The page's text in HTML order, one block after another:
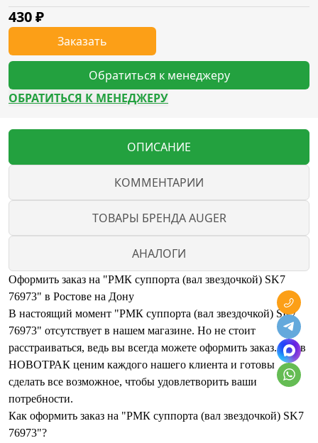
430₽
Заказать
Обратиться к менеджеру
ОБРАТИТЬСЯ К МЕНЕДЖЕРУ
ОПИСАНИЕ
КОММЕНТАРИИ
ТОВАРЫ БРЕНДА AUGER
АНАЛОГИ
Оформить заказ на "РМК суппорта (вал звездочкой) SK7
76973" в Ростове на Дону
В настоящий момент "РМК суппорта (вал звездочкой) SK7
76973" отсутствует в нашем магазине. Но не стоит
расстраиваться, ведь вы всегда можете оформить заказ. Мы в
НОВОТРАК ценим каждого нашего клиента и готовы
сделать все возможное, чтобы удовлетворить ваши
потребности.
Как оформить заказ на "РМК суппорта (вал звездочкой) SK7
76973"?